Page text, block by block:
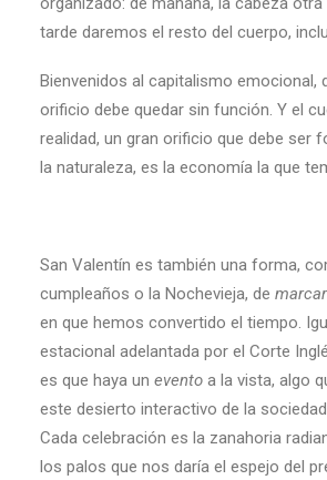
tarde daremos el resto del cuerpo,
Bienvenidos al capitalismo emocional,
orificio debe quedar sin función. Y el
realidad, un gran orificio que debe ser
la naturaleza, es la economía la que
San Valentín es también una forma,
cumpleaños o la Nochevieja, de marcar
en que hemos convertido el tiempo.
estacional adelantada por el Corte
es que haya un evento a la vista, algo
este desierto interactivo de la
Cada celebración es la zanahoria
los palos que nos daría el espejo del